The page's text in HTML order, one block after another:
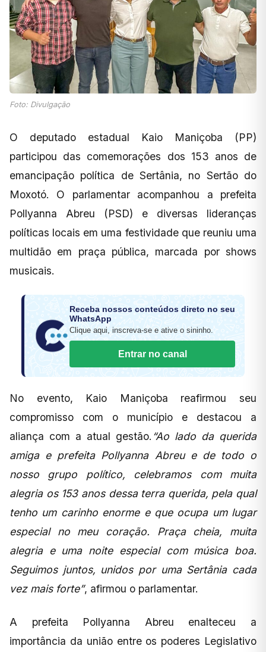
Foto: Divulgação
O deputado estadual Kaio Maniçoba (PP)
participou das comemorações dos 153 anos de
emancipação política de Sertânia, no Sertão do
Moxotó. O parlamentar acompanhou a prefeita
Pollyanna Abreu (PSD) e diversas lideranças
políticas locais em uma festividade que reuniu uma
multidão em praça pública, marcada por shows
musicais.
Receba nossos conteúdos direto no seu
WhatsApp
Clique aqui, inscreva-se e ative o sininho.
Entrar no canal
No evento, Kaio Maniçoba reafirmou seu
compromisso com o município e destacou a
aliança com a atual gestão. “Ao lado da querida
amiga e prefeita Pollyanna Abreu e de todo o
nosso grupo político, celebramos com muita
alegria os 153 anos dessa terra querida, pela qual
tenho um carinho enorme e que ocupa um lugar
especial no meu coração. Praça cheia, muita
alegria e uma noite especial com música boa.
Seguimos juntos, unidos por uma Sertânia cada
vez mais forte”, afirmou o parlamentar.
A prefeita Pollyanna Abreu enalteceu a
importância da união entre os poderes Legislativo